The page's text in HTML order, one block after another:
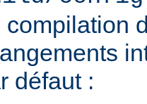
compilation
défaut :